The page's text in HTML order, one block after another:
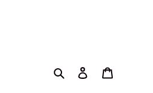
Buscar Ingresar